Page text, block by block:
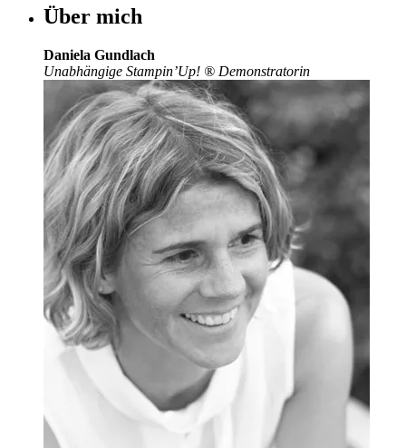
Über mich
Daniela Gundlach
Unabhängige Stampin’Up! ® Demonstratorin